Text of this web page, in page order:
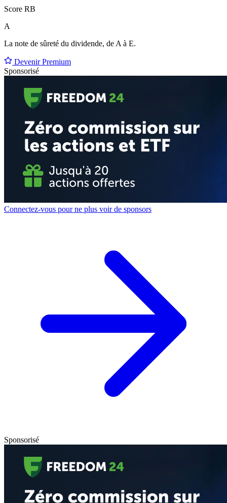
Score RB
A
La note de sûreté du dividende, de A à E.
Devenir Premium
Sponsorisé
Connectez-vous pour ne plus voir de sponsors
Sponsorisé